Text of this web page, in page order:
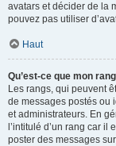
avatars et décider de la
pouvez pas utiliser
Haut
Qu’est-ce que mon
Les rangs, qui peuvent
de messages postés ou
et administrateurs. En
l’intitulé d’un rang car il
poster des messages